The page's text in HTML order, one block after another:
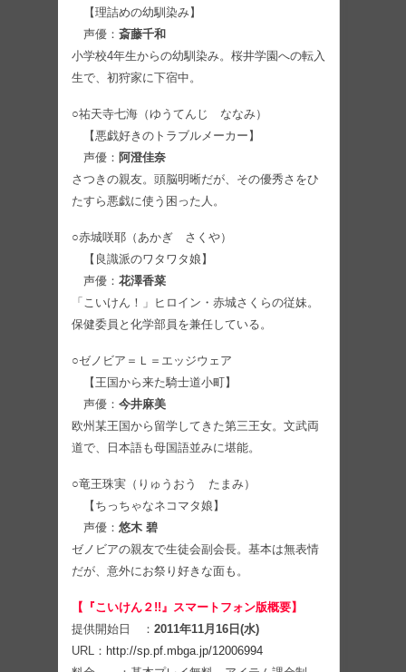
【理詰めの幼馴染み】
声優： 斎藤千和
小学校4年生からの幼馴染み。桜井学園への転入
生で、初狩家に下宿中。
○祐天寺七海（ゆうてんじ ななみ）
【悪戯好きのトラブルメーカー】
声優： 阿澄佳奈
さつきの親友。頭脳明晰だが、その優秀さをひ
たすら悪戯に使う困った人。
○赤城咲耶（あかぎ さくや）
【良識派のワタワタ娘】
声優： 花澤香菜
「こいけん！」ヒロイン・赤城さくらの従妹。
保健委員と化学部員を兼任している。
○ゼノビア＝Ｌ＝エッジウェア
【王国から来た騎士道小町】
声優： 今井麻美
欧州某王国から留学してきた第三王女。文武両
道で、日本語も母国語並みに堪能。
○竜王珠実（りゅうおう たまみ）
【ちっちゃなネコマタ娘】
声優： 悠木 碧
ゼノビアの親友で生徒会副会長。基本は無表情
だが、意外にお祭り好きな面も。
【『こいけん２!!』スマートフォン版概要】
提供開始日 ： 2011年11月16日(水)
URL： http://sp.pf.mbga.jp/12006994